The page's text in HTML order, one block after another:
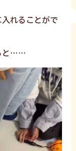
れることがで
と……